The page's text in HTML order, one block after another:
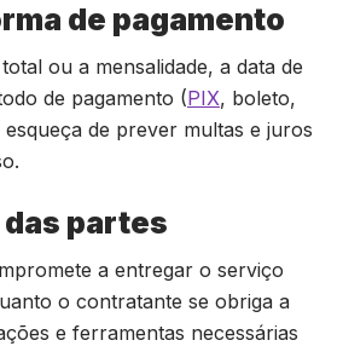
de pagamento
ou a mensalidade, a data de
de pagamento (PIX, boleto,
de prever multas e juros
partes
a entregar o serviço
o contratante se obriga a
e ferramentas necessárias